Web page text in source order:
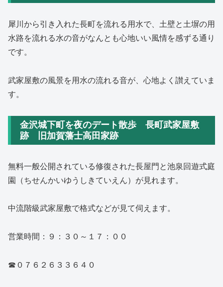
犀川から引き入れた長町を流れる用水で、土壁と土塀の用
水路を流れる水の音がなんとも心地いい風情を感ずる通り
です。
武家屋敷の風景を用水の流れる音が、心地よく讃えていま
す。
金沢城下町を夜のデート散歩 長町武家屋敷
跡 旧加賀藩士高田家跡
無料一般公開されている修復された長屋門と池泉回遊式庭
園（ちせんかいゆうしきていえん）が見れます。
中流階級武家屋敷で格式などが見て伺えます。
営業時間：９：３０～１７：００
☎０７６２６３３６４０